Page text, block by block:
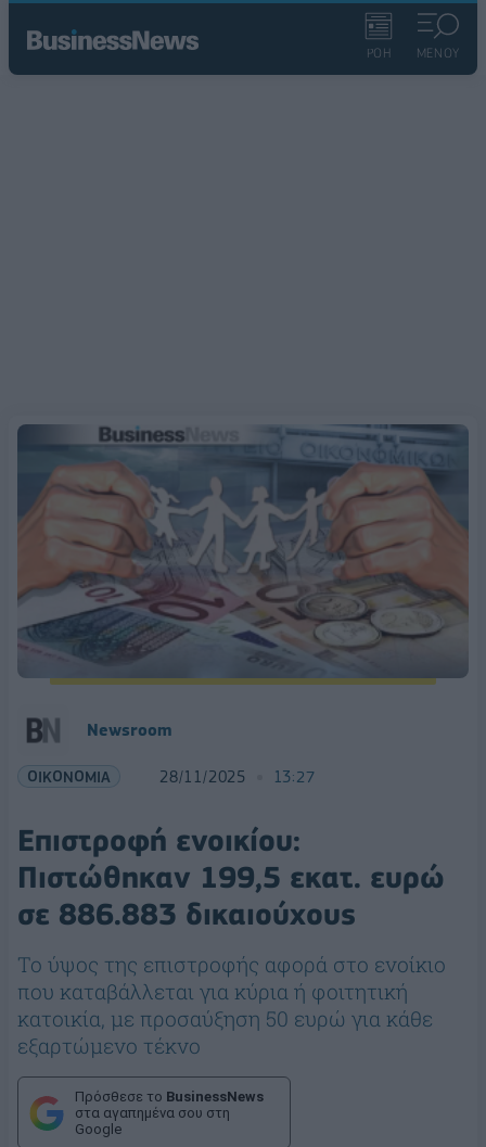
ΡΟΗ ΜΕΝΟΥ
Newsroom
ΟΙΚΟΝΟΜΙΑ 28/11/2025 13:27
Επιστροφή ενοικίου:
Πιστώθηκαν 199,5 εκατ. ευρώ
σε 886.883 δικαιούχους
Το ύψος της επιστροφής αφορά στο ενοίκιο
που καταβάλλεται για κύρια ή φοιτητική
κατοικία, με προσαύξηση 50 ευρώ για κάθε
εξαρτώμενο τέκνο
Πρόσθεσε το BusinessNews
στα αγαπημένα σου στη
Google